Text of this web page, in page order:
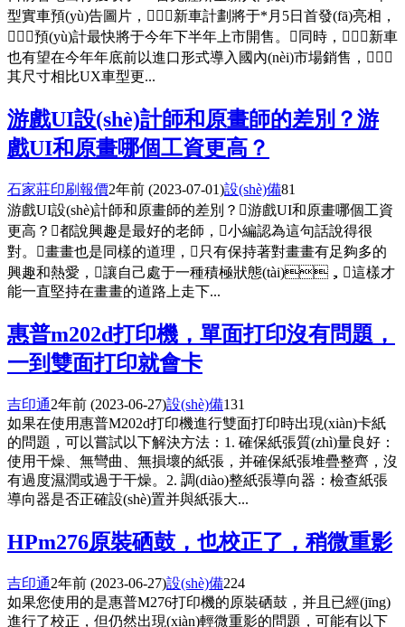
型實車預(yù)告圖片，新車計劃將于*月5日首發(fā)亮相，
預(yù)計最快將于今年下半年上市開售。同時，新車
也有望在今年年底前以進口形式導入國內(nèi)市場銷售，
其尺寸相比UX車型更...
游戲UI設(shè)計師和原畫師的差別？游
戲UI和原畫哪個工資更高？
石家莊印刷報價2年前 (2023-07-01)設(shè)備81
游戲UI設(shè)計師和原畫師的差別？游戲UI和原畫哪個工資
更高？都說興趣是最好的老師，小編認為這句話說得很
對。畫畫也是同樣的道理，只有保持著對畫畫有足夠多的
興趣和熱愛，讓自己處于一種積極狀態(tài)，這樣才
能一直堅持在畫畫的道路上走下...
惠普m202d打印機，單面打印沒有問題，
一到雙面打印就會卡
吉印通2年前 (2023-06-27)設(shè)備131
如果在使用惠普M202d打印機進行雙面打印時出現(xiàn)卡紙
的問題，可以嘗試以下解決方法：1. 確保紙張質(zhì)量良好：
使用干燥、無彎曲、無損壞的紙張，并確保紙張堆疊整齊，沒
有過度濕潤或過于干燥。2. 調(diào)整紙張導向器：檢查紙張
導向器是否正確設(shè)置并與紙張大...
HPm276原裝硒鼓，也校正了，稍微重影
吉印通2年前 (2023-06-27)設(shè)備224
如果您使用的是惠普M276打印機的原裝硒鼓，并且已經(jīng)
進行了校正，但仍然出現(xiàn)輕微重影的問題，可能有以下